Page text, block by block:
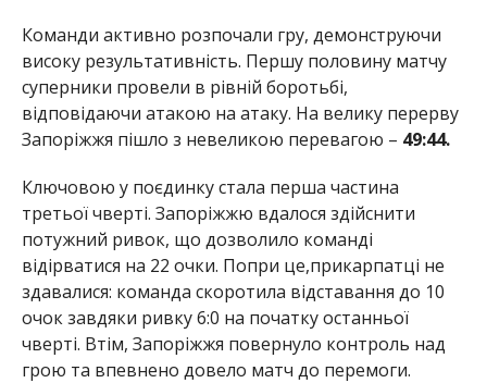
Команди активно розпочали гру, демонструючи
високу результативність. Першу половину матчу
суперники провели в рівній боротьбі,
відповідаючи атакою на атаку. На велику перерву
Запоріжжя пішло з невеликою перевагою – 49:44.
Ключовою у поєдинку стала перша частина
третьої чверті. Запоріжжю вдалося здійснити
потужний ривок, що дозволило команді
відірватися на 22 очки. Попри це,прикарпатці не
здавалися: команда скоротила відставання до 10
очок завдяки ривку 6:0 на початку останньої
чверті. Втім, Запоріжжя повернуло контроль над
грою та впевнено довело матч до перемоги.